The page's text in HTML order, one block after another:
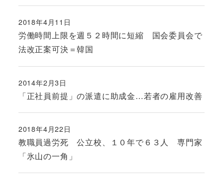
労働時間上限を週５２時間に短縮 国会委員会で
法改正案可決＝韓国
投稿日
2018年4月11日
「正社員前提」の派遣に助成金…若者の雇用改善
投稿日
2014年2月3日
教職員過労死 公立校、１０年で６３人 専門家
「氷山の一角」
投稿日
2018年4月22日